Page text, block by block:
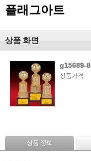
플래그아트
상품 화면
g15689-8
상품가격
상품 정보